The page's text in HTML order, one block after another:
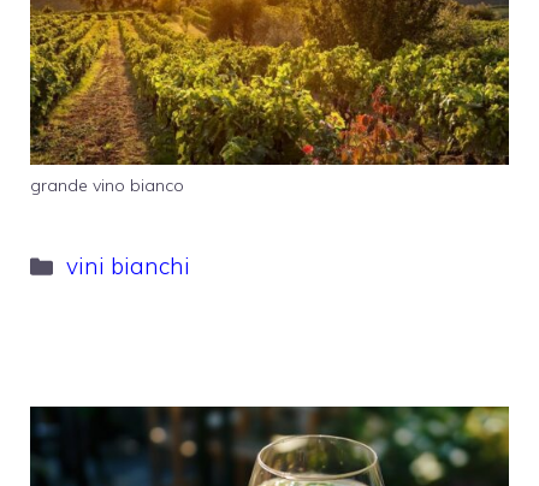
grande vino bianco
Categorie
vini bianchi